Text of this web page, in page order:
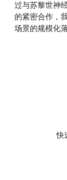
过与苏黎世神
的紧密合作，
场景的规模化落
快